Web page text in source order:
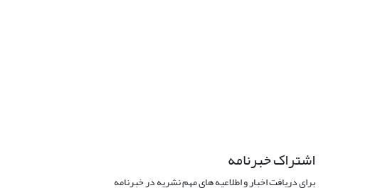
اشتراک خبرنامه
برای دریافت اخبار و اطلاعیه های مهم نشریه در خبرنامه